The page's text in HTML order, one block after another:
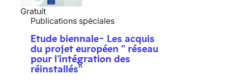
Gratuit
Publications spéciales
Etude biennale- Les acquis
du projet européen " réseau
pour l'intégration des
réinstallés"